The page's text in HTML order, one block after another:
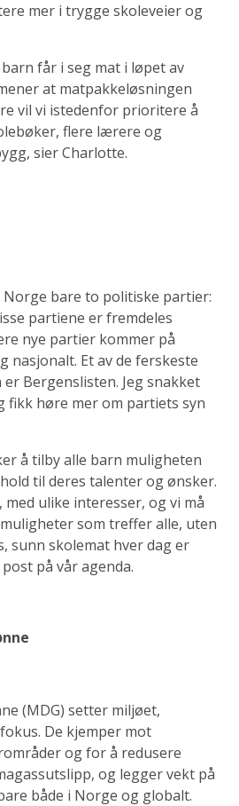
mer i trygge skoleveier og
får i seg mat i løpet av
at matpakkeløsningen
vil vi istedenfor prioritere å
flere lærere og
sier Charlotte.
Norge bare to politiske partier:
partiene er fremdeles
nye partier kommer på
nasjonalt. Et av de ferskeste
Bergenslisten. Jeg snakket
fikk høre mer om partiets syn
å tilby alle barn muligheten
til deres talenter og ønsker.
ulike interesser, og vi må
som treffer alle, uten
sunn skolemat hver dag er
på vår agenda.
(MDG) setter miljøet,
De kjemper mot
og for å redusere
og legger vekt på
både i Norge og globalt.